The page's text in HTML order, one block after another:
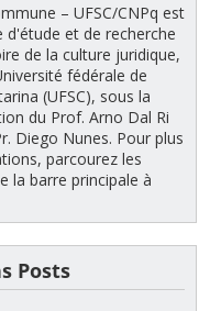
– UFSC/CNPq est
d'étude et de recherche
de la culture juridique,
fédérale de
(UFSC), sous la
du Prof. Arno Dal Ri
Diego Nunes. Pour plus
parcourez les
la barre principale à
Posts